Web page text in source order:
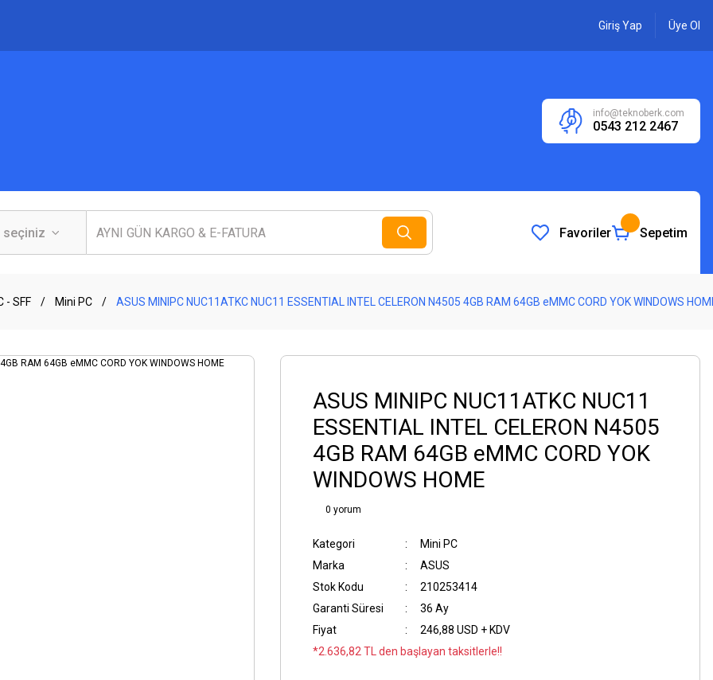
Giriş Yap Üye Ol
info@teknoberk.com
0543 212 2467
Favoriler Sepetim
- SFF Mini PC ASUS MINIPC NUC11ATKC NUC11 ESSENTIAL INTEL CELERON N4505 4GB RAM 64GB eMMC CORD YOK WINDOWS
ASUS MINIPC NUC11ATKC NUC11
ESSENTIAL INTEL CELERON N4505
4GB RAM 64GB eMMC CORD YOK
WINDOWS HOME
0 yorum
Kategori
Mini PC
Marka
ASUS
Stok Kodu
210253414
Garanti Süresi
36 Ay
Fiyat
246,88 USD + KDV
*2.636,82 TL den başlayan taksitlerle!!